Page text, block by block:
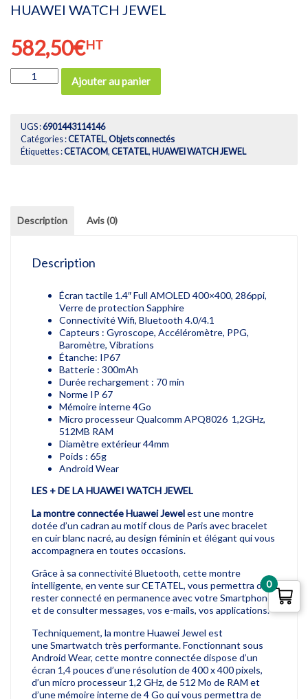
HUAWEI WATCH JEWEL
582,50€HT
quantité
de
JEWEL
Ajouter au panier
UGS :6901443114146
Catégories :CETATEL, Objets connectés
Étiquettes :CETACOM, CETATEL, HUAWEI WATCH JEWEL
Description Avis (0)
Description
Écran tactile 1.4″ Full AMOLED 400×400, 286ppi,
Verre de protection Sapphire
Connectivité Wifi, Bluetooth 4.0/4.1
Capteurs : Gyroscope, Accéléromètre, PPG,
Baromètre, Vibrations
Étanche: IP67
Batterie : 300mAh
Durée rechargement : 70 min
Norme IP 67
Mémoire interne 4Go
Micro processeur Qualcomm APQ8026 1,2GHz,
512MB RAM
Diamètre extérieur 44mm
Poids : 65g
Android Wear
LES + DE LA HUAWEI WATCH JEWEL
La montre connectée Huawei Jewelest une montre
dotée d’un cadran au motif clous de Paris avec bracelet
en cuir blanc nacré, au design féminin et élégant qui vous
accompagnera en toutes occasions.
Grâce à sa connectivité Bluetooth, cette montre
intelligente, en vente sur CETATEL, vous permettra de
rester connecté en permanence avec votre Smartphone
et de consulter messages, vos e-mails, vos applications.
Techniquement, la montre Huawei Jewel est
une Smartwatch très performante. Fonctionnant sous
Android Wear, cette montre connectée dispose d’un
écran 1,4 pouces d’une résolution de 400 x 400 pixels,
d’un micro processeur 1,2 GHz, de 512 Mo de RAM et
d’une mémoire interne de 4 Go qui vous permettra de
0